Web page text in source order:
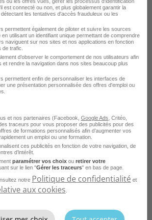
Emploi Responsable du développement touristique Albert
les offres Responsable du
touristique par ville
offres d'emploi par
le domaine Tourisme
de voyages
voyage
agence de voyages
est connecté ou non, et plus globalement garantir la
les tentatives d'accès frauduleux ou les
permettent également de piloter et suivre les sources
utilisant un identifiant unique permettant de comprendre
naviguent sur nos sites et nos applications en fonction
trafic.
d’observer le comportement de nos utilisateurs afin
et rendre la navigation dans nos sites beaucoup plus
permettent enfin de personnaliser les interfaces de
une présentation personnalisée des offres d'emploi ou
et nos partenaires (Facebook, Google Ads , Critéo,
traceurs pour vous proposer des publicités pour des
de formations personnalisés afin d’augmenter vos
un emploi ou une formation.
ces publicités en fonction de votre navigation, de
d’intérêt.
paramétrer vos choix ou retirer votre
sur le lien "Gérer les traceurs" en bas de page.
notre Politique de confidentialité et
aux cookies